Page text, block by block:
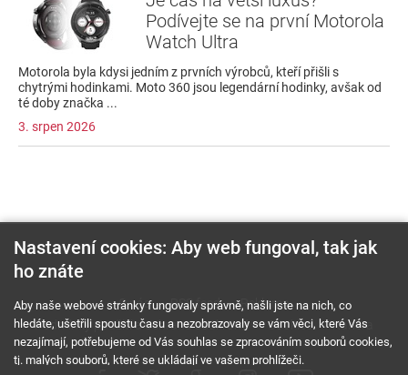
Podívejte se na první Motorola
Watch Ultra
Motorola byla kdysi jedním z prvních výrobců, kteří přišli s
chytrými hodinkami. Moto 360 jsou legendární hodinky, avšak od
té doby značka ...
3. srpen 2026
O nás RSS feed
Reklama
Podmínky použití a ochrana soukromí
Cookies Kariéra
Nastavení cookies: Aby web fungoval, tak jak
ho znáte
Aby naše webové stránky fungovaly správně, našli jste na nich, co
hledáte, ušetřili spoustu času a nezobrazovaly se vám věci, které Vás
nezajímají, potřebujeme od Vás souhlas se zpracováním souborů cookies,
tj. malých souborů, které se ukládají ve vašem prohlížeči.